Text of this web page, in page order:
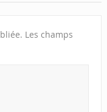
Les champs